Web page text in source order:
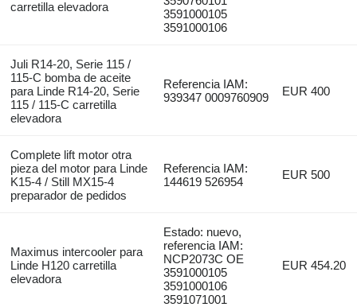
carretilla elevadora
3591000105
3591000106
Juli R14-20, Serie 115 /
115-C bomba de aceite
para Linde R14-20, Serie
115 / 115-C carretilla
elevadora
Referencia IAM:
939347 0009760909
EUR 400
Complete lift motor otra
pieza del motor para Linde
K15-4 / Still MX15-4
preparador de pedidos
Referencia IAM:
144619 526954
EUR 500
Maximus intercooler para
Linde H120 carretilla
elevadora
Estado: nuevo,
referencia IAM:
NCP2073C OE
3591000105
3591000106
3591071001
EUR 454.20